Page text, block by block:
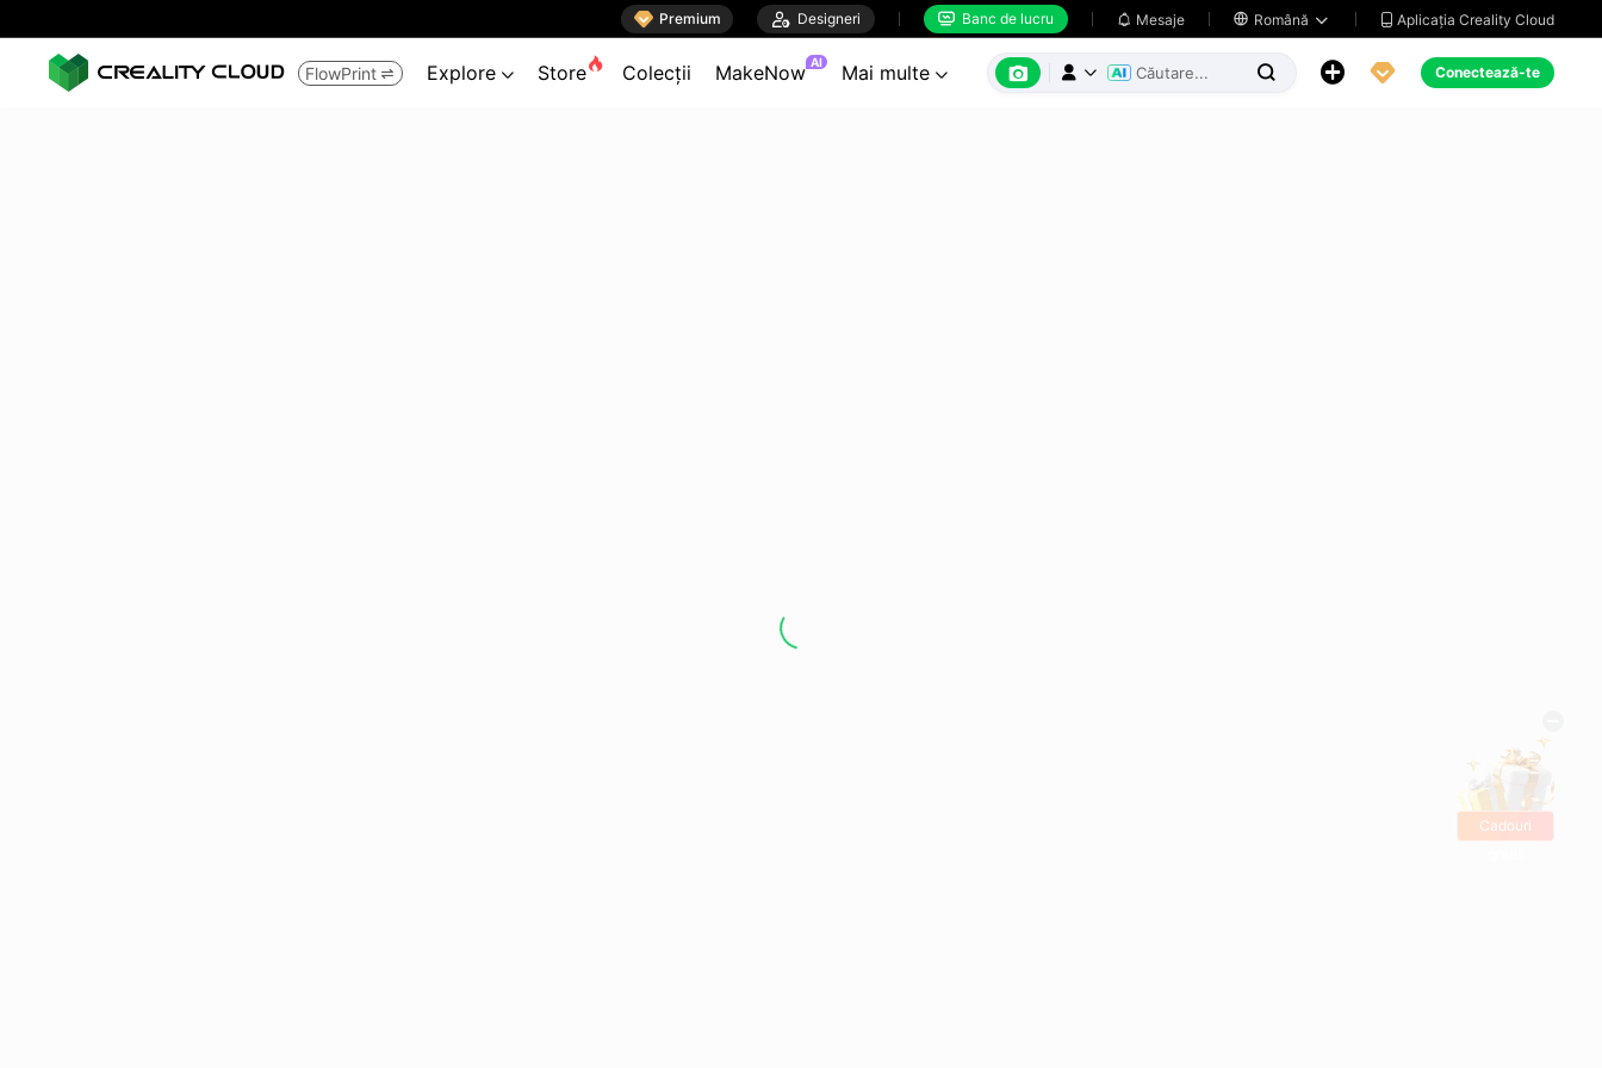
 Premium  Designeri  Banc de lucru  Mesaje  Română   Aplicația Creality Cloud
FlowPrint  Explore  Store Colecții MakeNow AI Mai multe        Conectează-te
Cadouri